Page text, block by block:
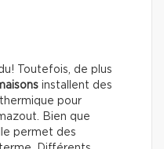
Toutefois, de plus
installent des
pour
Bien que
permet des